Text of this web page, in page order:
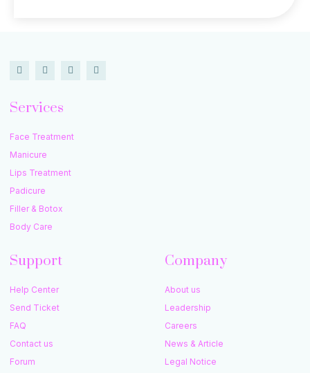
Services
Face Treatment
Manicure
Lips Treatment
Padicure
Filler & Botox
Body Care
Support
Help Center
Send Ticket
FAQ
Contact us
Forum
Company
About us
Leadership
Careers
News & Article
Legal Notice